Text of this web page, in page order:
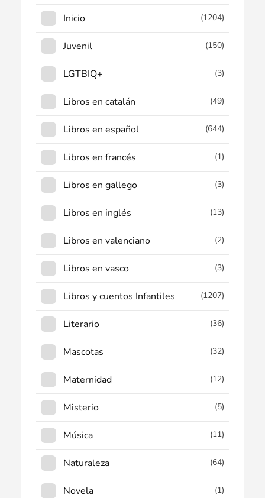
Inicio (1204)
Juvenil (150)
LGTBIQ+ (3)
Libros en catalán (49)
Libros en español (644)
Libros en francés (1)
Libros en gallego (3)
Libros en inglés (13)
Libros en valenciano (2)
Libros en vasco (3)
Libros y cuentos Infantiles (1207)
Literario (36)
Mascotas (32)
Maternidad (12)
Misterio (5)
Música (11)
Naturaleza (64)
Novela (1)